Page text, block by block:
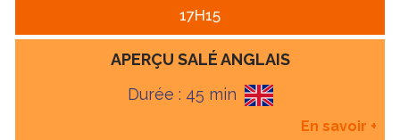
17H15
APERÇU SALÉ ANGLAIS
Durée : 45 min
En savoir +